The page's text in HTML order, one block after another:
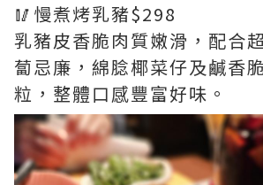
🥢慢煮烤乳豬$298
乳豬皮香脆肉質嫩滑，配合
蔔忌廉，綿腍椰菜仔及鹹香
粒，整體口感豐富好味。